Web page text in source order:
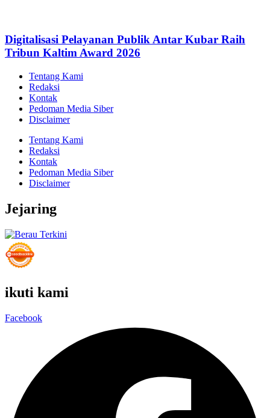
Digitalisasi Pelayanan Publik Antar Kubar Raih
Tribun Kaltim Award 2026
Tentang Kami
Redaksi
Kontak
Pedoman Media Siber
Disclaimer
Tentang Kami
Redaksi
Kontak
Pedoman Media Siber
Disclaimer
Jejaring
ikuti kami
Facebook